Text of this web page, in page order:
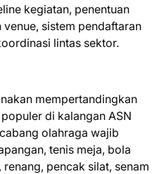
kegiatan, penentuan
sistem pendaftaran
lintas sektor.
mempertandingkan
di kalangan ASN
olahraga wajib
tenis meja, bola
pencak silat, senam